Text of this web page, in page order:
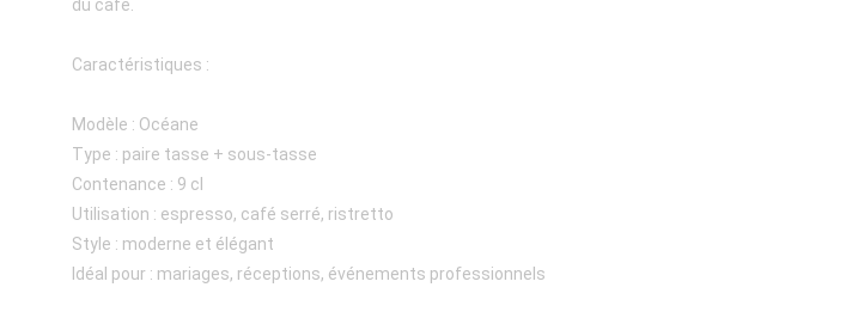
du café.
Caractéristiques :
Modèle : Océane
Type : paire tasse + sous-tasse
Contenance : 9 cl
Utilisation : espresso, café serré, ristretto
Style : moderne et élégant
Idéal pour : mariages, réceptions, événements professionnels